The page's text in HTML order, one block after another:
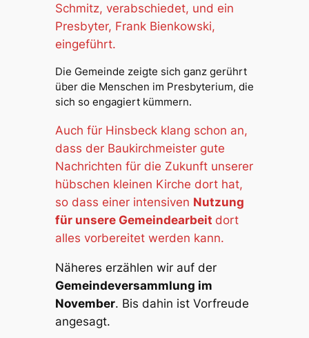
Schmitz, verabschiedet, und ein
Presbyter, Frank Bienkowski,
eingeführt.
Die Gemeinde zeigte sich ganz gerührt
über die Menschen im Presbyterium, die
sich so engagiert kümmern.
Auch für Hinsbeck klang schon an,
dass der Baukirchmeister gute
Nachrichten für die Zukunft unserer
hübschen kleinen Kirche dort hat,
so dass einer intensiven Nutzung
für unsere Gemeindearbeit dort
alles vorbereitet werden kann.
Näheres erzählen wir auf der
Gemeindeversammlung im
November. Bis dahin ist Vorfreude
angesagt.